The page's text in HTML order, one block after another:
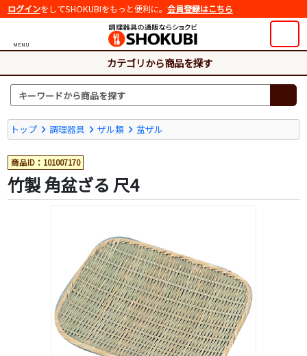
ログインをしてSHOKUBIをもっと便利に。 会員登録はこちら
MENU
カテゴリから商品を探す
トップ 調理器具 ザル類 盆ザル
商品ID：101007170
竹製 角盆ざる 尺4